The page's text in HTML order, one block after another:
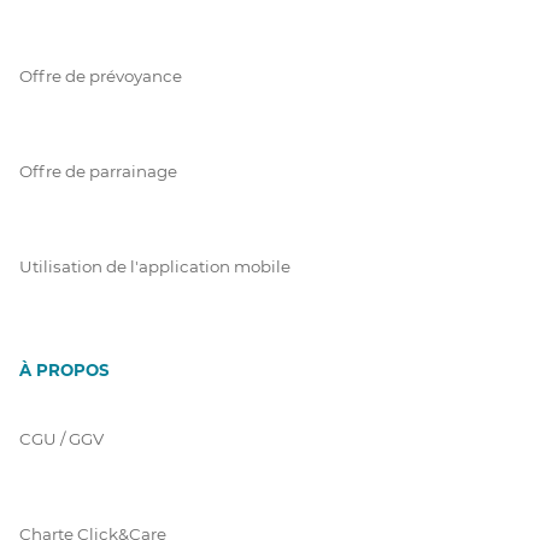
Offre de prévoyance
Offre de parrainage
Utilisation de l'application mobile
À PROPOS
CGU / GGV
Charte Click&Care